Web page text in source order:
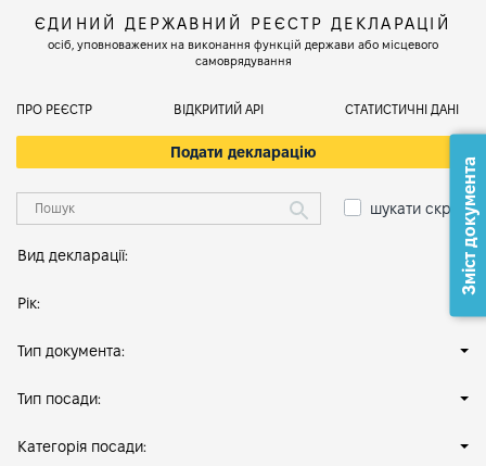
ЄДИНИЙ ДЕРЖАВНИЙ РЕЄСТР ДЕКЛАРАЦІЙ
осіб, уповноважених на виконання функцій держави або місцевого
самоврядування
ПРО РЕЄСТР ВІДКРИТИЙ АРІ СТАТИСТИЧНІ ДАНІ
Подати декларацію
шукати скрізь
Вид декларації:
Рік:
Тип документа:
Тип посади:
Категорія посади:
Зміст документа